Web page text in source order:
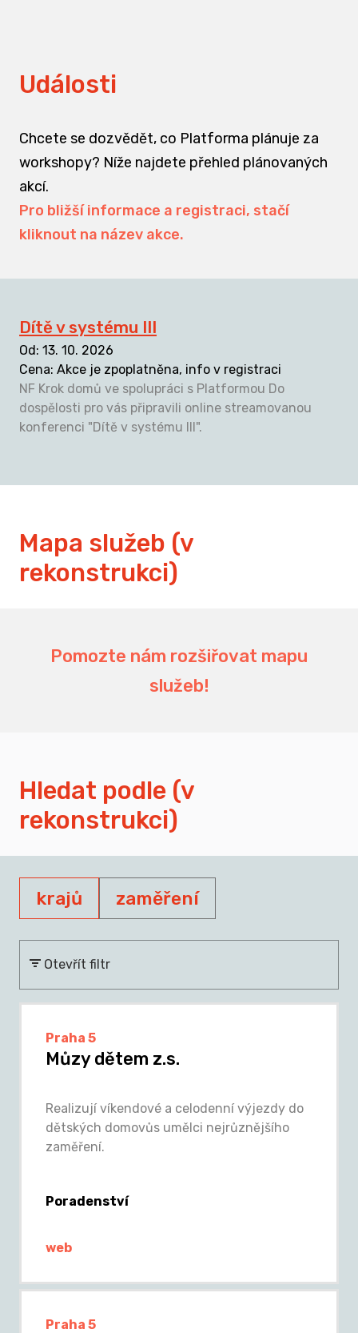
Události
Chcete se dozvědět, co Platforma plánuje za
workshopy? Níže najdete přehled plánovaných
akcí.
Pro bližší informace a registraci, stačí
kliknout na název akce.
Dítě v systému III
Od: 13. 10. 2026
Cena: Akce je zpoplatněna, info v registraci
NF Krok domů ve spolupráci s Platformou Do
dospělosti pro vás připravili online streamovanou
konferenci "Dítě v systému III".
Mapa služeb (v
rekonstrukci)
Pomozte nám rozšiřovat mapu
služeb!
Hledat podle (v
rekonstrukci)
krajů zaměření
Otevřít filtr
Praha 5
Můzy dětem z.s.
Realizují víkendové a celodenní výjezdy do
dětských domovůs umělci nejrůznějšího
zaměření.
Poradenství
web
Praha 5